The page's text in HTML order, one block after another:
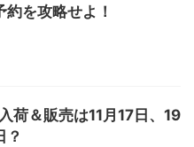
を攻略せよ！
荷＆販売は11月17日、19
？